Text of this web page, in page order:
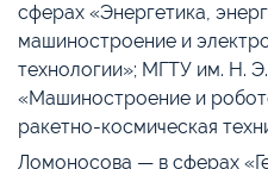
сферах «Энергетика,
машиностроение и
технологии»; МГТУ им. Н.
«Машиностроение и
ракетно-космическая
Ломоносова — в сферах